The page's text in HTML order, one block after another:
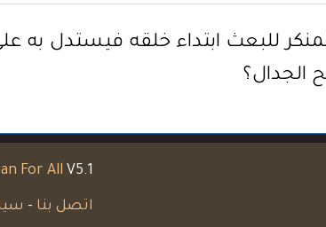
للبعث ابتداء خلقه فيستدل به
الجدال؟
For All V5.1
اتصل بنا -